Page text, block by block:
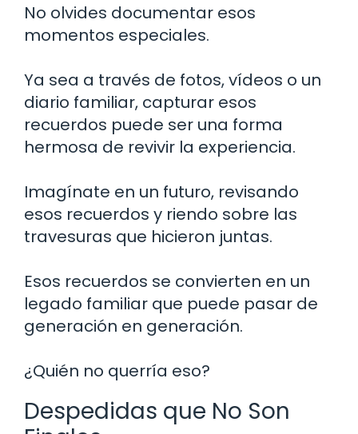
No olvides documentar esos
momentos especiales.
Ya sea a través de fotos, vídeos o un
diario familiar, capturar esos
recuerdos puede ser una forma
hermosa de revivir la experiencia.
Imagínate en un futuro, revisando
esos recuerdos y riendo sobre las
travesuras que hicieron juntas.
Esos recuerdos se convierten en un
legado familiar que puede pasar de
generación en generación.
¿Quién no querría eso?
Despedidas que No Son